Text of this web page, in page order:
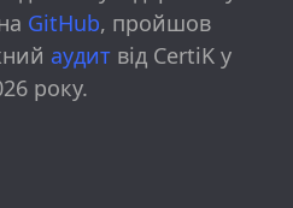
GitHub, пройшов
аудитвід CertiK у
року.